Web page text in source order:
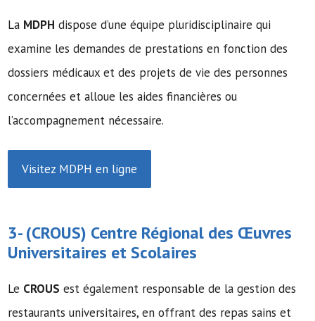
La MDPH dispose d’une équipe pluridisciplinaire qui
examine les demandes de prestations en fonction des
dossiers médicaux et des projets de vie des personnes
concernées et alloue les aides financières ou
l’accompagnement nécessaire.
Visitez MDPH en ligne
3- (CROUS) Centre Régional des Œuvres
Universitaires et Scolaires
Le CROUS est également responsable de la gestion des
restaurants universitaires, en offrant des repas sains et